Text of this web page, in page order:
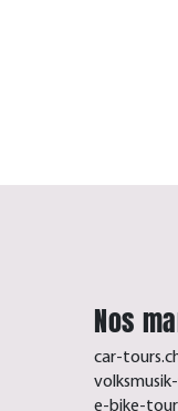
Nos
car-
e-bike-